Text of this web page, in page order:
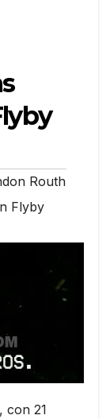
Routh
Flyby
con 21